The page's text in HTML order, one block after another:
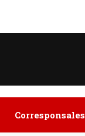
Corresponsales